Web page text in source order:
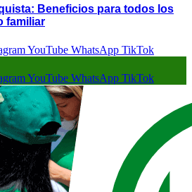
Beneficios para todos los
familiar
YouTube WhatsApp TikTok
YouTube WhatsApp TikTok